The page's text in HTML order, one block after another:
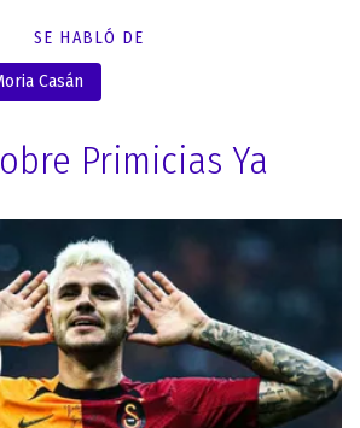
SE HABLÓ DE
Casán
Primicias Ya